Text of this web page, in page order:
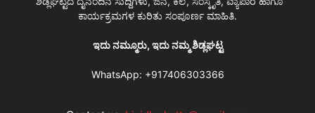
ಕಾರ್ಯಕ್ರಮಗಳ ಕುರಿತು ಸಂಪೂರ್ಣ ಮಾಹಿತಿ.
ಇದು ನಮ್ಮೂರು, ಇದು ನಮ್ಮ ಶಿಡ್ಲಘಟ್ಟ
WhatsApp: +917406303366